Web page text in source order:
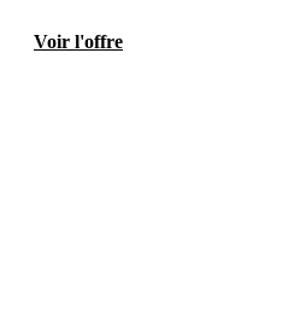
Voir l'offre